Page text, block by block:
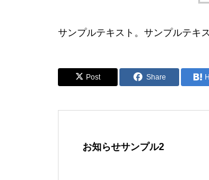
サンプルテキスト。サンプルテキス
Post Share
お知らせサンプル2